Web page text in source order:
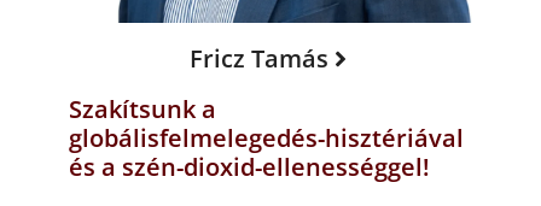
Fricz Tamás
Szakítsunk a
globálisfelmelegedés-hisztériával
és a szén-dioxid-ellenességgel!